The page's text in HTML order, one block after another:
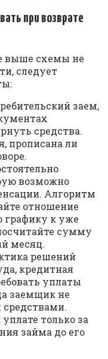
при возврате
выше схемы не
следует
заем,
средства.
прописана ли
возможно
Алгоритм
отношение
графику к уже
сумму
месяц.
решений
кредитная
уплаты
заемщик не
только за
займа до его